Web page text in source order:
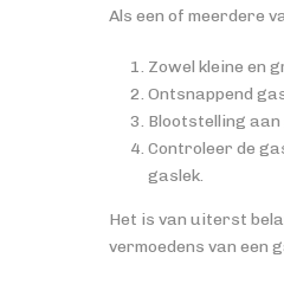
Als een of meerdere
Zowel kleine en
Ontsnappend
Blootstelling
Controleer de
gaslek.
Het is van uiterst
vermoedens van een